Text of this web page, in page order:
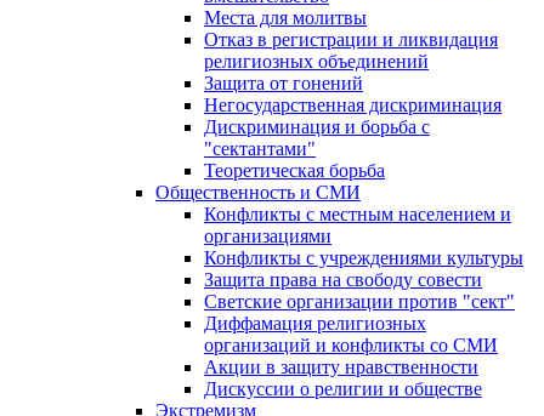
Места для молитвы
Отказ в регистрации и ликвидация
религиозных объединений
Защита от гонений
Негосударственная дискриминация
Дискриминация и борьба с
"сектантами"
Теоретическая борьба
Общественность и СМИ
Конфликты с местным населением и
организациями
Конфликты с учреждениями культуры
Защита права на свободу совести
Светские организации против "сект"
Диффамация религиозных
организаций и конфликты со СМИ
Акции в защиту нравственности
Дискуссии о религии и обществе
Экстремизм